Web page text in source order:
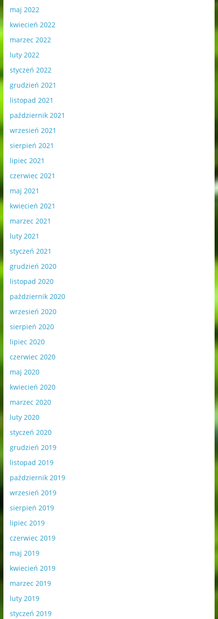
maj 2022
kwiecień 2022
marzec 2022
luty 2022
styczeń 2022
grudzień 2021
listopad 2021
październik 2021
wrzesień 2021
sierpień 2021
lipiec 2021
czerwiec 2021
maj 2021
kwiecień 2021
marzec 2021
luty 2021
styczeń 2021
grudzień 2020
listopad 2020
październik 2020
wrzesień 2020
sierpień 2020
lipiec 2020
czerwiec 2020
maj 2020
kwiecień 2020
marzec 2020
luty 2020
styczeń 2020
grudzień 2019
listopad 2019
październik 2019
wrzesień 2019
sierpień 2019
lipiec 2019
czerwiec 2019
maj 2019
kwiecień 2019
marzec 2019
luty 2019
styczeń 2019